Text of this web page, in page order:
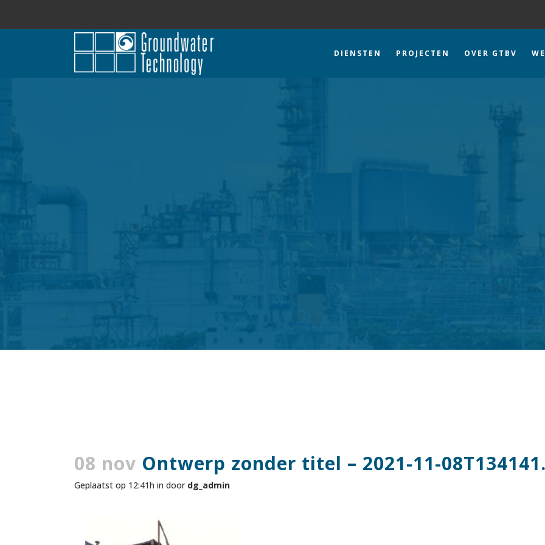
DIENSTEN PROJECTEN OVER GTBV
08 nov Ontwerp zonder titel – 2021-11-
Geplaatst op 12:41h in door dg_admin